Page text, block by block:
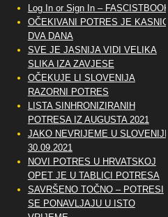
Log In or Sign In – FASCISTBOOK
OČEKIVANI POTRES JE KASNIO
DVA DANA
SVE JE JASNIJA VIDI VELIKA
SLIKA IZA ZAVJESE
OČEKUJE LI SLOVENIJA
RAZORNI POTRES
LISTA SINHRONIZIRANIH
POTRESA IZ AUGUSTA 2021
JAKO NEVRIJEME U SLOVENIJI
30.09.2021
NOVI POTRES U HRVATSKOJ
OPET JE U TABLICI POTRESA
SAVRŠENO TOČNO – POTRESI
SE PONAVLJAJU U ISTO